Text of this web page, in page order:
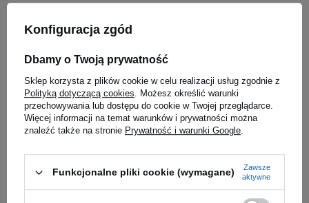
Wybrańczyk Apatil Night -
30vcaps
69,00 zł
metionina - 400mg - 30tabs.
124,09 zł
wysyłka dzisiaj
Konfiguracja zgód
Dbamy o Twoją prywatność
Sklep korzysta z plików cookie w celu realizacji usług zgodnie z
Polityką dotyczącą cookies. Możesz określić warunki
przechowywania lub dostępu do cookie w Twojej przeglądarce.
Więcej informacji na temat warunków i prywatności można
znaleźć także na stronie Prywatność i warunki Google.
Funkcjonalne pliki cookie (wymagane)
Zawsze
aktywne